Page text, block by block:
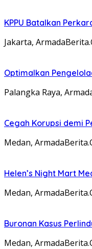
KPPU Batalkan
Jakarta,
Optimalkan
Palangka Raya,
Cegah Korupsi demi
Medan,
Helen’s Night Mart
Medan,
Buronan Kasus
Medan,